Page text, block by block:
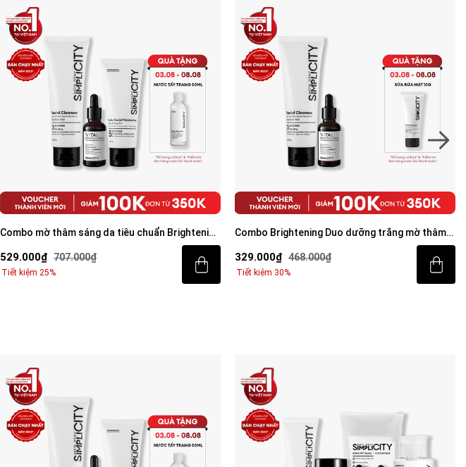
Combo mờ thâm sáng da tiêu chuẩn Brightening
529.000₫ 707.000₫
Tiết kiệm 25%
Combo Brightening Duo dưỡng trắng mờ thâm
tiết kiệm: Sữa rửa mặt 100g & Serum Vital 30ml
329.000₫ 468.000₫
Tiết kiệm 30%